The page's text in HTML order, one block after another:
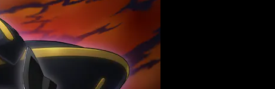
【障害】映像再生における不具合に関しまして
【日本語字幕】【セリフ検索】新規追加のお知
らせ
【障害】Android TVにおける不具合に関しまし